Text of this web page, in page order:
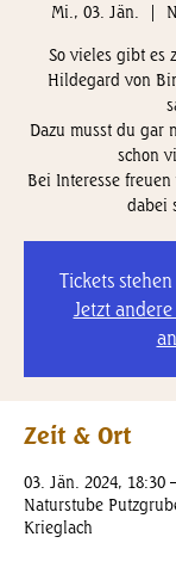
Mi., 03. Jän.
  |
So vieles gibt es
Hildegard von
Dazu musst du gar
schon
Bei Interesse
dabei
Tickets
Jetzt
Zeit & Ort
03. Jän. 2024, 18:30
Naturstube
Krieglach